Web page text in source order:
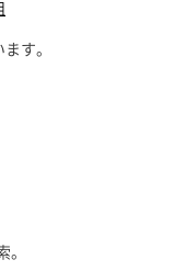
す。
。